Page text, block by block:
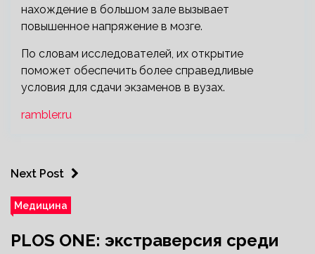
нахождение в большом зале вызывает
повышенное напряжение в мозге.
По словам исследователей, их открытие
поможет обеспечить более справедливые
условия для сдачи экзаменов в вузах.
rambler.ru
Next Post
Медицина
PLOS ONE: экстраверсия среди